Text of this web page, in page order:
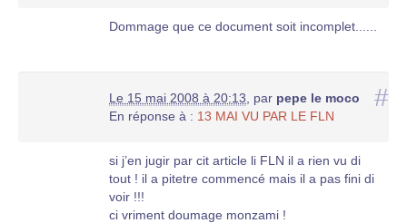
Dommage que ce document soit incomplet......
#
Le 15 mai 2008 à 20:13 par pepe le moco
En réponse à : 13 MAI VU PAR LE FLN
si j’en jugir par cit article li FLN il a rien vu di
tout ! il a pitetre commencé mais il a pas fini di
voir !!!
ci vriment doumage monzami !